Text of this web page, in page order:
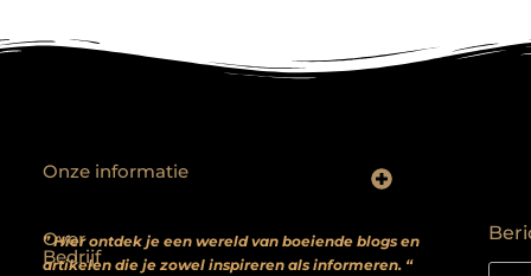
Over
Bedrijf
” Hier ontdek je een wereld van boeiende blogs en
artikelen die je zowel inspireren als informeren. “
Onze informatie